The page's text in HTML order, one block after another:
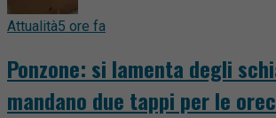
Attualità5 ore fa
Ponzone: si lamenta degli
mandano due tappi per le